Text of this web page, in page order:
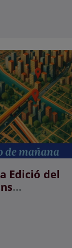
Edició del